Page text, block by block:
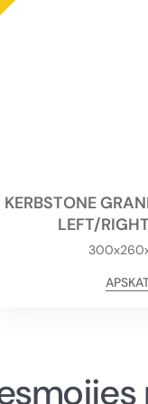
KERBSTONE
LEFT/